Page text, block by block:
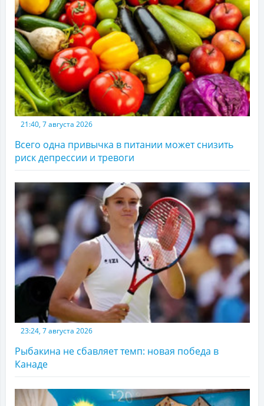
21:40, 7 августа 2026
Всего одна привычка в питании может снизить
риск депрессии и тревоги
23:24, 7 августа 2026
Рыбакина не сбавляет темп: новая победа в
Канаде